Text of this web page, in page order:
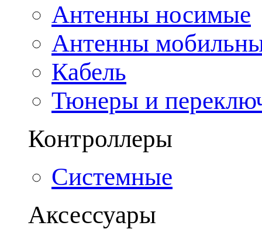
Антенны носимые
Антенны
Кабель
Тюнеры и
Контроллеры
Системные
Аксессуары